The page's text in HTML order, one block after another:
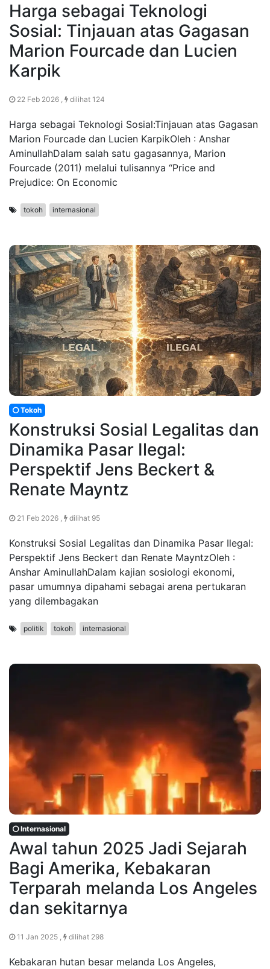
Harga sebagai Teknologi
Sosial: Tinjauan atas Gagasan
Marion Fourcade dan Lucien
Karpik
22 Feb 2026 , dilihat 124
Harga sebagai Teknologi Sosial:Tinjauan atas Gagasan
Marion Fourcade dan Lucien KarpikOleh : Anshar
AminullahDalam salah satu gagasannya, Marion
Fourcade (2011) melalui tulisannya “Price and
Prejudice: On Economic
tokoh internasional
Tokoh
Konstruksi Sosial Legalitas dan
Dinamika Pasar Ilegal:
Perspektif Jens Beckert &
Renate Mayntz
21 Feb 2026 , dilihat 95
Konstruksi Sosial Legalitas dan Dinamika Pasar Ilegal:
Perspektif Jens Beckert dan Renate MayntzOleh :
Anshar AminullahDalam kajian sosiologi ekonomi,
pasar umumnya dipahami sebagai arena pertukaran
yang dilembagakan
politik tokoh internasional
Internasional
Awal tahun 2025 Jadi Sejarah
Bagi Amerika, Kebakaran
Terparah melanda Los Angeles
dan sekitarnya
11 Jan 2025 , dilihat 298
Kebakaran hutan besar melanda Los Angeles,